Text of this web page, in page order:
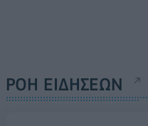
ΡΟΗ ΕΙΔΗΣΕΩΝ